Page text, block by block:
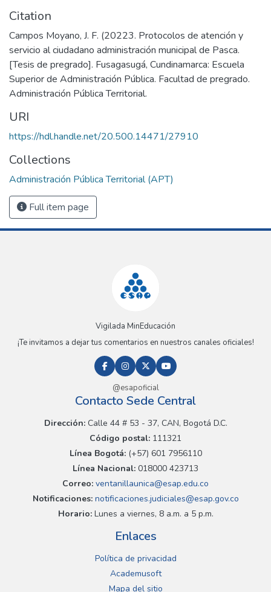
Citation
Campos Moyano, J. F. (20223. Protocolos de atención y
servicio al ciudadano administración municipal de Pasca.
[Tesis de pregrado]. Fusagasugá, Cundinamarca: Escuela
Superior de Administración Pública. Facultad de pregrado.
Administración Pública Territorial.
URI
https://hdl.handle.net/20.500.14471/27910
Collections
Administración Pública Territorial (APT)
Full item page
Vigilada MinEducación
¡Te invitamos a dejar tus comentarios en nuestros canales oficiales!
@esapoficial
Contacto Sede Central
Dirección:Calle 44 # 53 - 37, CAN, Bogotá D.C.
Código postal: 111321
Línea Bogotá:(+57) 601 7956110
Línea Nacional: 018000 423713
Correo: ventanillaunica@esap.edu.co
Notificaciones:notificaciones.judiciales@esap.gov.co
Horario:Lunes a viernes, 8 a.m. a 5 p.m.
Enlaces
Política de privacidad
Academusoft
Mapa del sitio